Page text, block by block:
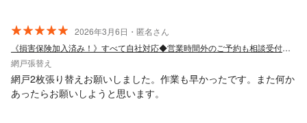
2026年3月6日・匿名さん
《損害保険加入済み！》すべて自社対応◆営業時間外のご予約も相談受付中◆
網戸張替え
網戸2枚張り替えお願いしました。作業も早かったです。また何か
あったらお願いしようと思います。